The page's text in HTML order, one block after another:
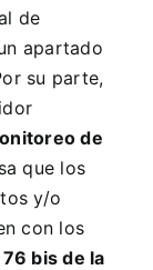
de
apartado
su parte,
de
que los
y/o
con los
bis de la